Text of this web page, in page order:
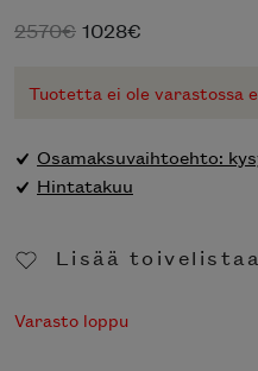
2570€ Alkuperäinen
oli:
1028€
on:
Tuotetta ei ole varastossa
Osamaksuvaihtoehto:
Hintatakuu
Lisää
Varasto loppu